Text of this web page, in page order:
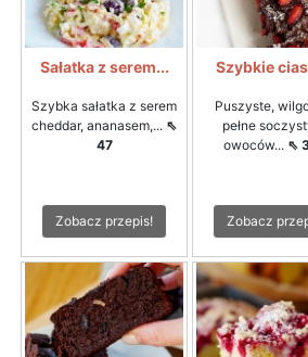
Sałatka z serem...
Szybka sałatka z serem
cheddar, ananasem,... ⇖
47
Zobacz przepis!
Szybkie
Puszyste,
pełne
owoców... ⇖
Zobacz